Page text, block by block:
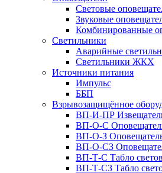
Световые
Звуковые
Комбинированные
Светильники
Аварийные
Светильники ЖКХ
Источники питания
Импульс
ББП
Взрывозащищённое
ВП-И-ПР
ВП-О-С
ВП-О-З Оповещатель
ВП-О-СЗ
ВП-Т-С Табло
ВП-Т-СЗ Табло